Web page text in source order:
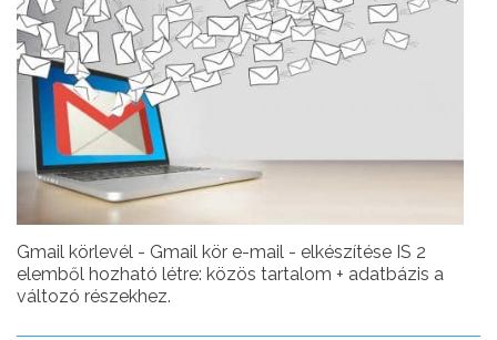
Gmail körlevél - Gmail kör e-mail - elkészítése IS 2
elemből hozható létre: közös tartalom + adatbázis a
változó részekhez.